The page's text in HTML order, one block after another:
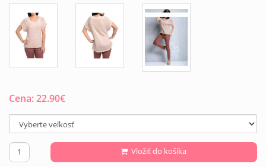
Cena:22.90€
Vložiť do košíka